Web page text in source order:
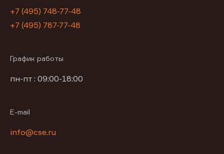
+7 (495) 748-77-48
+7 (495) 787-77-48
График работы
пн-пт : 09:00-18:00
E-mail
info@cse.ru